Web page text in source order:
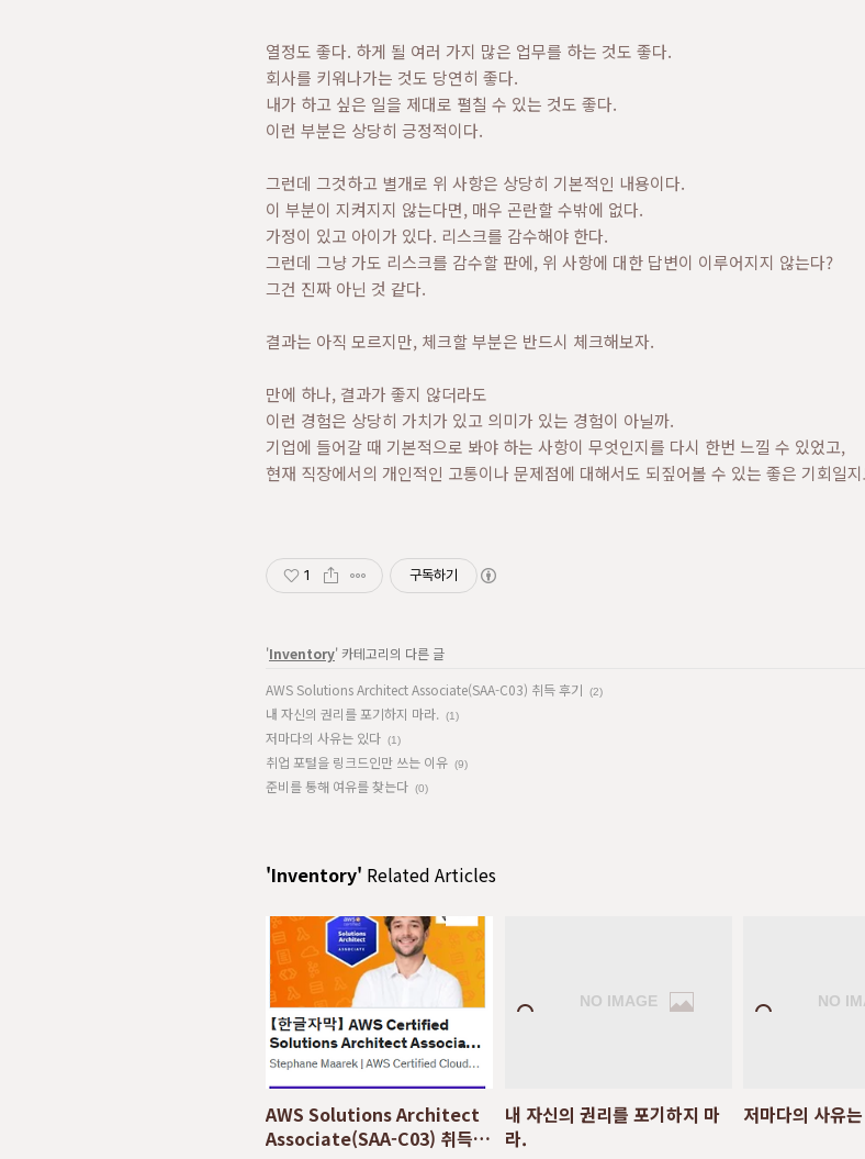
열정도 좋다. 하게 될 여러 가지 많은 업무를 하는 것도 좋다.
회사를 키워나가는 것도 당연히 좋다.
내가 하고 싶은 일을 제대로 펼칠 수 있는 것도 좋다.
이런 부분은 상당히 긍정적이다.
그런데 그것하고 별개로 위 사항은 상당히 기본적인 내용이다.
이 부분이 지켜지지 않는다면, 매우 곤란할 수밖에 없다.
가정이 있고 아이가 있다. 리스크를 감수해야 한다.
그런데 그냥 가도 리스크를 감수할 판에, 위 사항에 대한 답변이 이루어지지 않는다?
그건 진짜 아닌 것 같다.
결과는 아직 모르지만, 체크할 부분은 반드시 체크해보자.
만에 하나, 결과가 좋지 않더라도
이런 경험은 상당히 가치가 있고 의미가 있는 경험이 아닐까.
기업에 들어갈 때 기본적으로 봐야 하는 사항이 무엇인지를 다시 한번 느낄 수 있었고,
현재 직장에서의 개인적인 고통이나 문제점에 대해서도 되짚어볼 수 있는 좋은 기회일
1 구독하기
'Inventory' 카테고리의 다른 글
AWS Solutions Architect Associate(SAA-C03) 취득 후기
(2)
내 자신의 권리를 포기하지 마라. (1)
저마다의 사유는 있다 (1)
취업 포털을 링크드인만 쓰는 이유 (9)
준비를 통해 여유를 찾는다 (0)
'Inventory' Related Articles
AWS Solutions Architect
Associate(SAA-C03) 취득
내 자신의 권리를 포기하지 마
라.
저마다의 사유